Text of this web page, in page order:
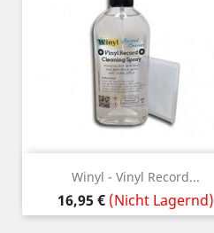
Winyl - Vinyl Record...
Preis
16,95 € (Nicht Lagernd)